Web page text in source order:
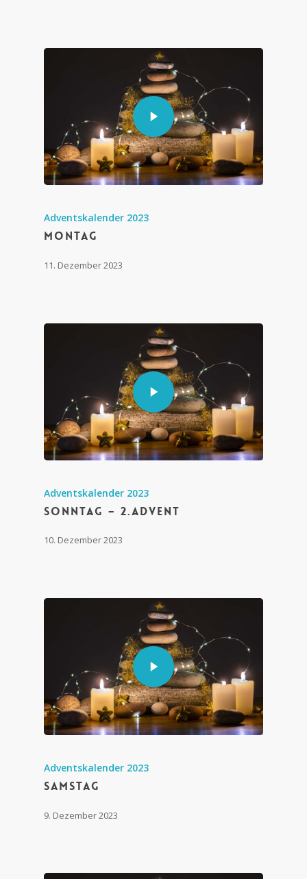
Adventskalender 2023
Montag
11. Dezember 2023
Adventskalender 2023
Sonntag – 2.Advent
10. Dezember 2023
Adventskalender 2023
Samstag
9. Dezember 2023